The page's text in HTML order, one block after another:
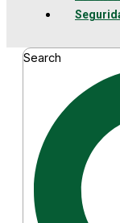
Search